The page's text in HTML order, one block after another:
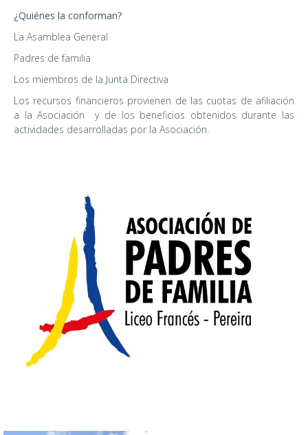
¿Quiénes la conforman?
La Asamblea General
Padres de familia
Los miembros de la Junta Directiva
Los recursos financieros provienen de las cuotas de afiliación
a la Asociación y de los beneficios obtenidos durante las
actividades desarrolladas por la Asociación.